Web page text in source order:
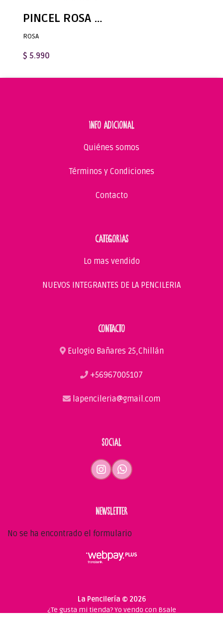
PINCEL ROSA Stream Round - Pincel Acuarela - Variedad de puntas
ROSA
$ 5.990
INFO ADICIONAL
Quiénes somos
Términos y Condiciones
Contacto
CATEGORIAS
Lo mas vendido
NUEVOS INTEGRANTES DE LA PENCILERIA
CONTACTO
Eulogio Bañares 25,Chillán
+56967005107
lapencileria@gmail.com
SOCIAL
NEWSLETTER
No se ha encontrado el formulario
La Pencilería © 2026
¿Te gusta mi tienda? Yo vendo con Bsale